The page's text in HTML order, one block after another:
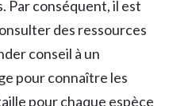
Par conséquent, il est
des ressources
conseil à un
pour connaître les
pour chaque espèce